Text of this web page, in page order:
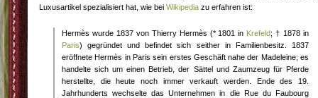
Luxusartikel spezialisiert hat, wie bei Wikipedia zu erfahren ist:
Hermès wurde 1837 von Thierry Hermès (* 1801 in Krefeld; † 1878 in
Paris) gegründet und befindet sich seither in Familienbesitz. 1837
eröffnete Hermès in Paris sein erstes Geschäft nahe der Madeleine; es
handelte sich um einen Betrieb, der Sättel und Zaumzeug für Pferde
herstellte, die heute noch immer verkauft werden. Ende des 19.
Jahrhunderts wechselte das Unternehmen in die Rue du Faubourg